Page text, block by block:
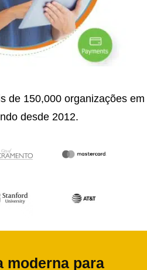
de 150,000 organizações em
desde 2012.
moderna para